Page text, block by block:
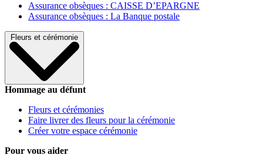
Assurance obsèques : CAISSE D’EPARGNE
Assurance obsèques : La Banque postale
Fleurs et cérémonie
Hommage au défunt
Fleurs et cérémonies
Faire livrer des fleurs pour la cérémonie
Créer votre espace cérémonie
Pour vous aider